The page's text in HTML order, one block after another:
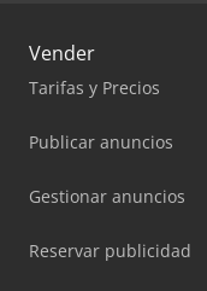
Vender
Tarifas y Precios
Publicar anuncios
Gestionar anuncios
Reservar publicidad